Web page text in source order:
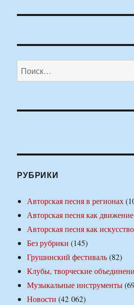
Искать:
РУБРИКИ
Авторская песня в регионах
Авторская песня как движение
Авторская песня как искусство
Без рубрики (145)
Грушинский фестиваль(82)
Клубы, творческие
Музыкальные инструменты
Новости (42 062)